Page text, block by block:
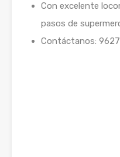
Con excelente
pasos de
Contáctanos: